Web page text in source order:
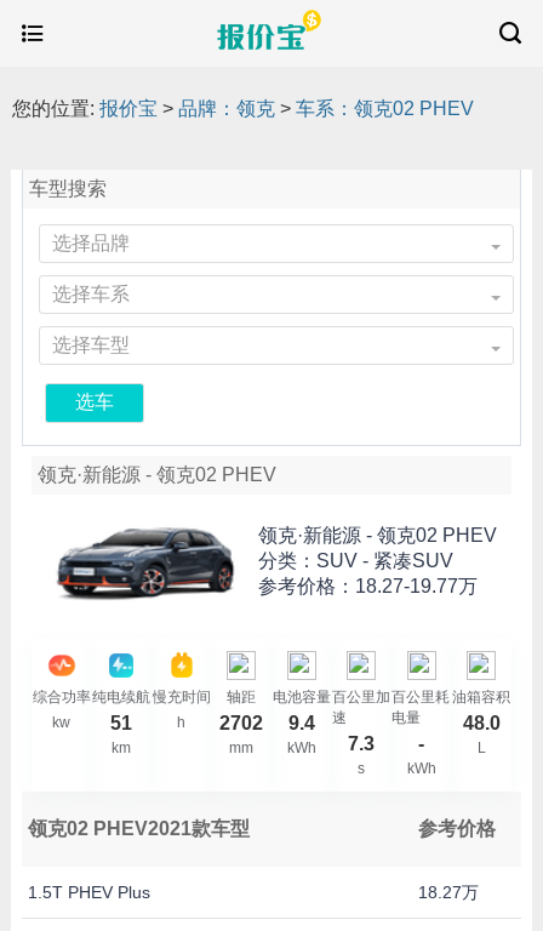
您的位置: 报价宝 > 品牌：领克 > 车系：领克02 PHEV
车型搜索
选择品牌
选择车系
选择车型
选车
领克·新能源 - 领克02 PHEV
领克·新能源 - 领克02 PHEV
分类：SUV - 紧凑SUV
参考价格： 18.27-19.77万
综合功率
kw
纯电续航
51
km
慢充时间
h
轴距
2702
mm
电池容量
9.4
kWh
百公里加
速
7.3
s
百公里耗
电量
-
kWh
油箱容积
48.0
L
领克02 PHEV2021款车型 参考价格
1.5T PHEV Plus 18.27万